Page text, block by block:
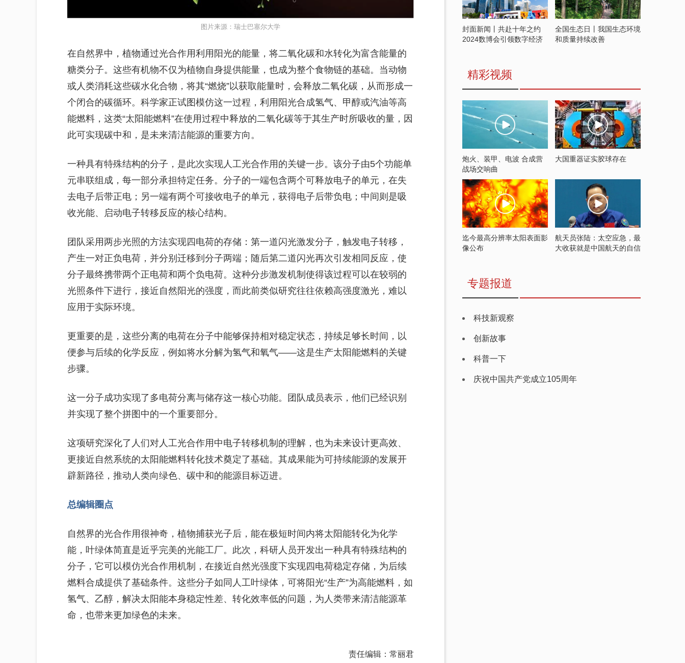
图片来源：瑞士巴塞尔大学
在自然界中，植物通过光合作用利用阳光的能量，将二氧化碳和水转化为富含能量的
糖类分子。这些有机物不仅为植物自身提供能量，也成为整个食物链的基础。当动物
或人类消耗这些碳水化合物，将其“燃烧”以获取能量时，会释放二氧化碳，从而形成一
个闭合的碳循环。科学家正试图模仿这一过程，利用阳光合成氢气、甲醇或汽油等高
能燃料，这类“太阳能燃料”在使用过程中释放的二氧化碳等于其生产时所吸收的量，因
此可实现碳中和，是未来清洁能源的重要方向。
一种具有特殊结构的分子，是此次实现人工光合作用的关键一步。该分子由5个功能单
元串联组成，每一部分承担特定任务。分子的一端包含两个可释放电子的单元，在失
去电子后带正电；另一端有两个可接收电子的单元，获得电子后带负电；中间则是吸
收光能、启动电子转移反应的核心结构。
团队采用两步光照的方法实现四电荷的存储：第一道闪光激发分子，触发电子转移，
产生一对正负电荷，并分别迁移到分子两端；随后第二道闪光再次引发相同反应，使
分子最终携带两个正电荷和两个负电荷。这种分步激发机制使得该过程可以在较弱的
光照条件下进行，接近自然阳光的强度，而此前类似研究往往依赖高强度激光，难以
应用于实际环境。
更重要的是，这些分离的电荷在分子中能够保持相对稳定状态，持续足够长时间，以
便参与后续的化学反应，例如将水分解为氢气和氧气——这是生产太阳能燃料的关键
步骤。
这一分子成功实现了多电荷分离与储存这一核心功能。团队成员表示，他们已经识别
并实现了整个拼图中的一个重要部分。
这项研究深化了人们对人工光合作用中电子转移机制的理解，也为未来设计更高效、
更接近自然系统的太阳能燃料转化技术奠定了基础。其成果能为可持续能源的发展开
辟新路径，推动人类向绿色、碳中和的能源目标迈进。
总编辑圈点
自然界的光合作用很神奇，植物捕获光子后，能在极短时间内将太阳能转化为化学
能，叶绿体简直是近乎完美的光能工厂。此次，科研人员开发出一种具有特殊结构的
分子，它可以模仿光合作用机制，在接近自然光强度下实现四电荷稳定存储，为后续
燃料合成提供了基础条件。这些分子如同人工叶绿体，可将阳光“生产”为高能燃料，如
氢气、乙醇，解决太阳能本身稳定性差、转化效率低的问题，为人类带来清洁能源革
命，也带来更加绿色的未来。
责任编辑：常丽君
封面新闻丨共赴十年之约
2024数博会引领数字经济
全国生态日丨我国生态环境
和质量持续改善
精彩视频
炮火、装甲、电波 合成营
战场交响曲
大国重器证实胶球存在
迄今最高分辨率太阳表面影
像公布
航天员张陆：太空应急，最
大收获就是中国航天的自信
专题报道
科技新观察
创新故事
科普一下
庆祝中国共产党成立105周年